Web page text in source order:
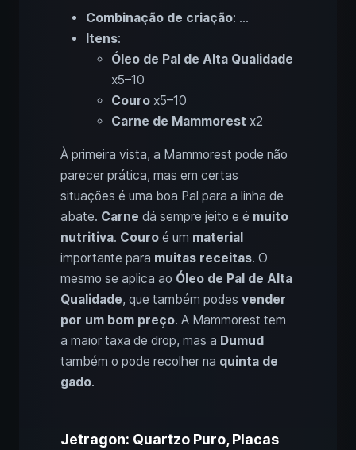
Combinação de criação: …
Itens:
Óleo de Pal de Alta Qualidade
x5–10
Couro x5–10
Carne de Mammorest x2
À primeira vista, a Mammorest pode não
parecer prática, mas em certas
situações é uma boa Pal para a linha de
abate. Carne dá sempre jeito e é muito
nutritiva. Couro é um material
importante para muitas receitas. O
mesmo se aplica ao Óleo de Pal de Alta
Qualidade, que também podes vender
por um bom preço. A Mammorest tem
a maior taxa de drop, mas a Dumud
também o pode recolher na quinta de
gado.
Jetragon: Quartzo Puro, Placas